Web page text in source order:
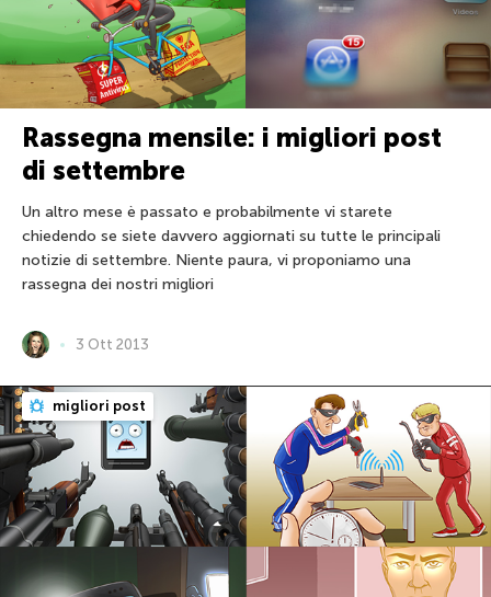
Rassegna mensile: i migliori post
di settembre
Un altro mese è passato e probabilmente vi starete
chiedendo se siete davvero aggiornati su tutte le principali
notizie di settembre. Niente paura, vi proponiamo una
rassegna dei nostri migliori
3 Ott 2013
migliori post